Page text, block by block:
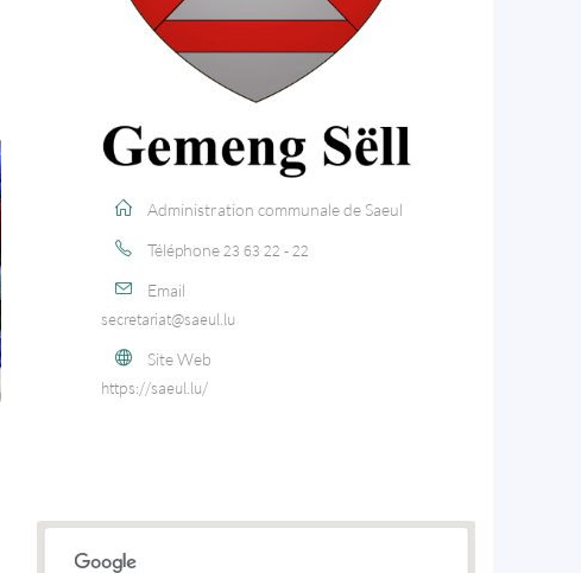
Administration communale de Saeul
Téléphone23 63 22 - 22
Email
secretariat@saeul.lu
Site Web
https://saeul.lu/